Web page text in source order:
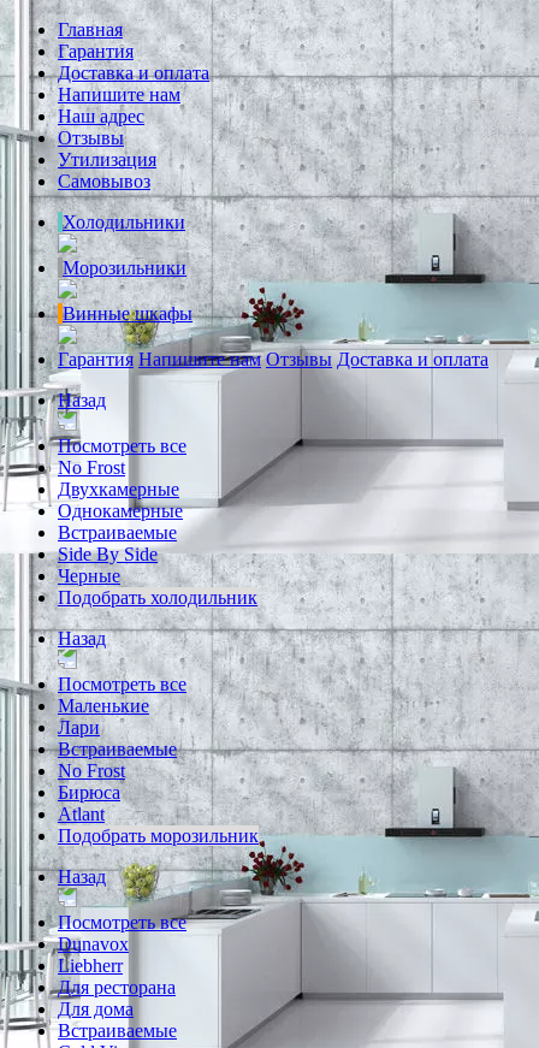
Главная
Гарантия
Доставка и оплата
Напишите нам
Наш адрес
Отзывы
Утилизация
Самовывоз
Холодильники
Морозильники
Винные шкафы
Гарантия Напишите нам Отзывы Доставка и оплата
Назад
Посмотреть все
No Frost
Двухкамерные
Однокамерные
Встраиваемые
Side By Side
Черные
Подобрать холодильник
Назад
Посмотреть все
Маленькие
Лари
Встраиваемые
No Frost
Бирюса
Atlant
Подобрать морозильник
Назад
Посмотреть все
Dunavox
Liebherr
Для ресторана
Для дома
Встраиваемые